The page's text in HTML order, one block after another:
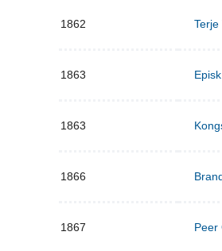
1862 Terje
1863
1863
1866
1867 Peer